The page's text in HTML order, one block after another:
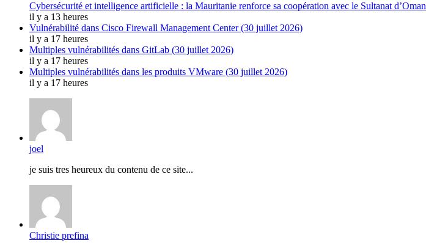
Cybersécurité et intelligence artificielle : la Mauritanie renforce sa coopération avec le Sultanat d’Oman
il y a 13 heures
Vulnérabilité dans Cisco Firewall Management Center (30 juillet 2026)
il y a 17 heures
Multiples vulnérabilités dans GitLab (30 juillet 2026)
il y a 17 heures
Multiples vulnérabilités dans les produits VMware (30 juillet 2026)
il y a 17 heures
joel
je suis tres heureux du contenu de ce site...
Christie prefina